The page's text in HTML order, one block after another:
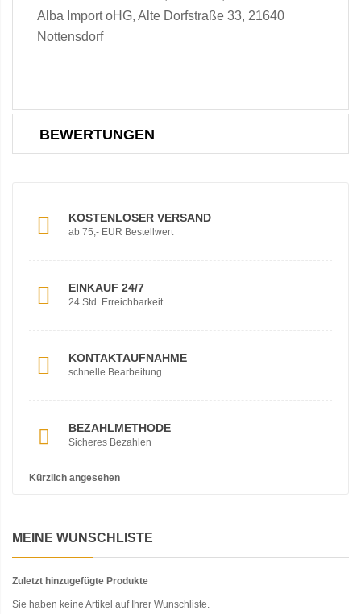
Alba Import oHG, Alte Dorfstraße 33, 21640
Nottensdorf
BEWERTUNGEN
KOSTENLOSER VERSAND
ab 75,- EUR Bestellwert
EINKAUF 24/7
24 Std. Erreichbarkeit
KONTAKTAUFNAHME
schnelle Bearbeitung
BEZAHLMETHODE
Sicheres Bezahlen
Kürzlich angesehen
MEINE WUNSCHLISTE
Zuletzt hinzugefügte Produkte
Sie haben keine Artikel auf Ihrer Wunschliste.